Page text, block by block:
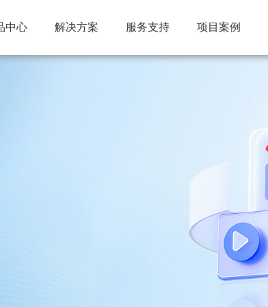
中心 解决方案 服务支持 项目案例